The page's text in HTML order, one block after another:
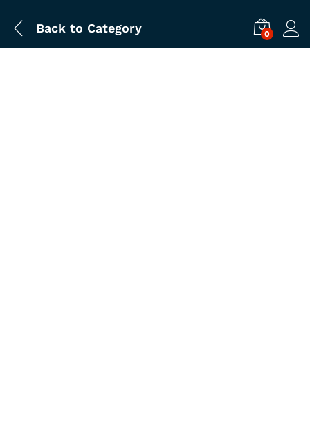
Back to Category 0